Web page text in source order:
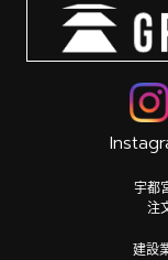
宇都
注
建設